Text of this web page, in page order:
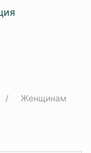
Женщинам